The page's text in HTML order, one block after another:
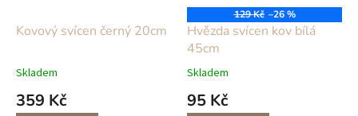
Kovový svícen černý 20cm
Skladem
359 Kč
129 Kč –26 %
Hvězda svícen kov bílá
45cm
Skladem
95 Kč